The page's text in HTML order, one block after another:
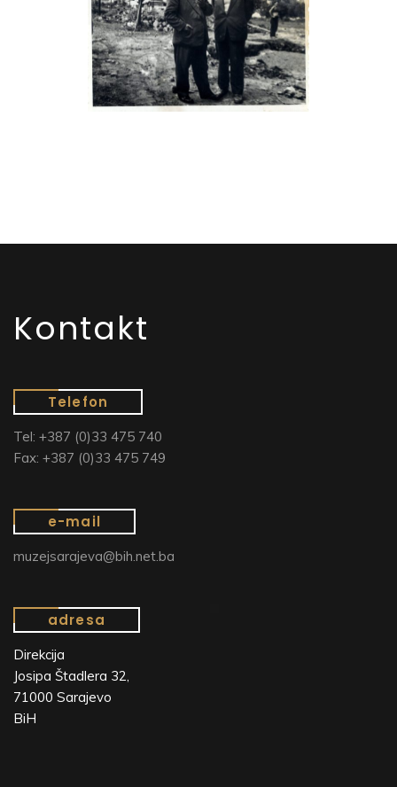
Kontakt
Telefon
Tel: +387 (0)33 475 740
Fax: +387 (0)33 475 749
e-mail
muzejsarajeva@bih.net.ba
adresa
Direkcija
Josipa Štadlera 32,
71000 Sarajevo
BiH